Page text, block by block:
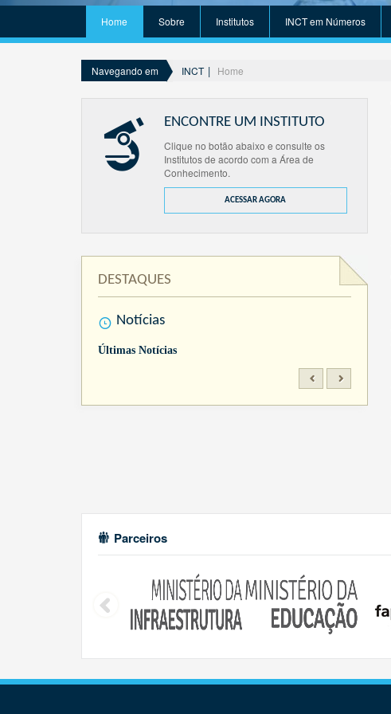
Home Sobre Institutos INCT em Números
Navegando em INCT Home
ENCONTRE UM INSTITUTO
Clique no botão abaixo e consulte os
Institutos de acordo com a Área de
Conhecimento.
ACESSAR AGORA
DESTAQUES
Notícias
Últimas Notícias
Parceiros